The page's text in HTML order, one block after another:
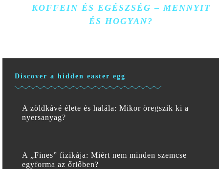
KOFFEIN ÉS EGÉSZSÉG – MENNYIT
ÉS HOGYAN?
Discover a hidden easter egg
A zöldkávé élete és halála: Mikor öregszik ki a
nyersanyag?
A „Fines” fizikája: Miért nem minden szemcse
egyforma az őrlőben?